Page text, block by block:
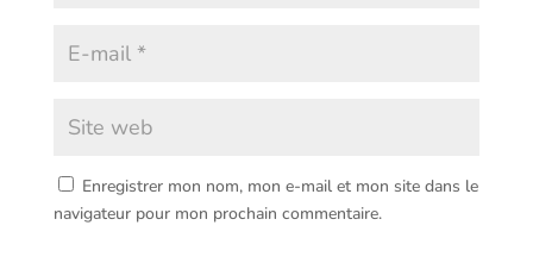
Enregistrer mon nom, mon e-mail et mon site dans le
navigateur pour mon prochain commentaire.